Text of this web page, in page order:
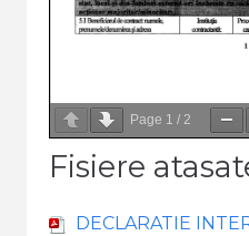
Page 1 / 2
Fisiere
DECLARATIE